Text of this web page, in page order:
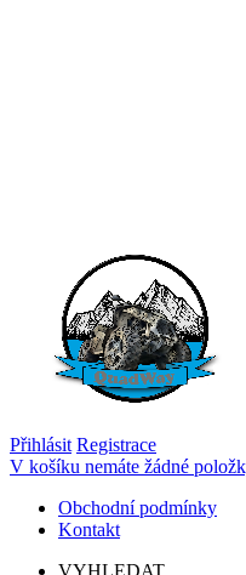
Přihlásit Registrace
V košíku nemáte žádné
Obchodní podmínky
Kontakt
VYHLEDAT